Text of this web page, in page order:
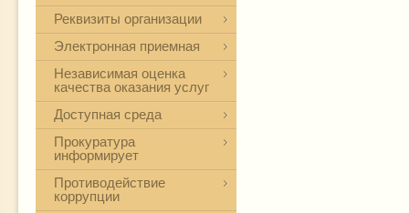
Реквизиты организации
Электронная приемная
Независимая оценка
качества оказания услуг
Доступная среда
Прокуратура
информирует
Противодействие
коррупции